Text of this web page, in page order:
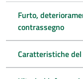
Furto,
contrassegno
Caratteristiche